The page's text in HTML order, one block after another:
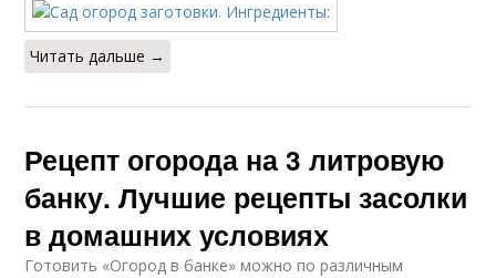
Читать дальше →
Рецепт огорода на 3 литровую
банку. Лучшие рецепты засолки
в домашних условиях
Готовить «Огород в банке» можно по различным